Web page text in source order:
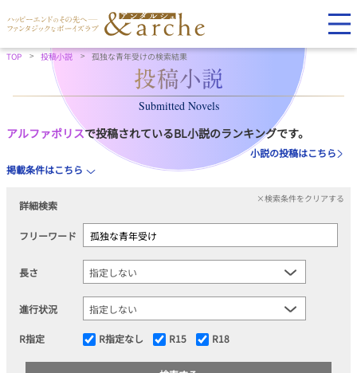
TOP 投稿小説 孤独な青年受けの検索結果
Submitted Novels
アルファポリスで投稿されているBL小説のランキングです。
小説の投稿はこちら
掲載条件はこちら
詳細検索
×検索条件をクリアする
フリーワード
長さ
進行状況
R指定 R指定なし R15 R18